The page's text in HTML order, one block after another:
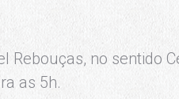
Rebouças, no sentido
as 5h.